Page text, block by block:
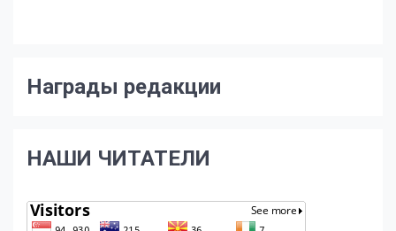
Награды редакции
НАШИ ЧИТАТЕЛИ